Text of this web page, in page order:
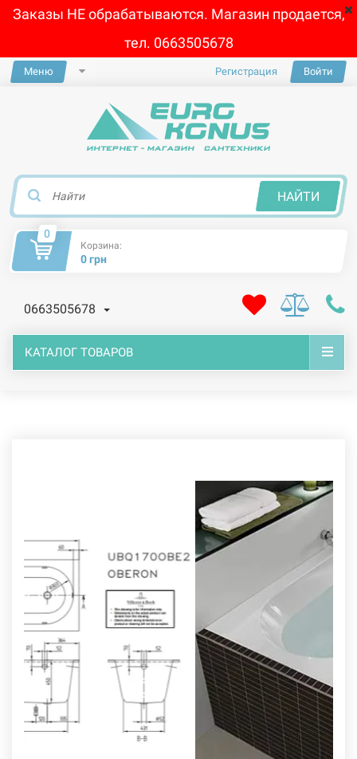
Заказы НЕ обрабатываются. Магазин продается,
тел. 0663505678
Меню Регистрация Войти
НАЙТИ
0
Корзина:
0 грн
0663505678
КАТАЛОГ ТОВАРОВ